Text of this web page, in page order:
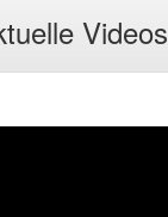
Videos